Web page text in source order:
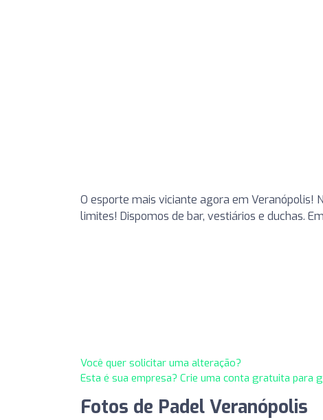
O esporte mais viciante agora em Veranópolis!
limites! Dispomos de bar, vestiários e duchas.
Você quer solicitar uma alteração?
Esta é sua empresa? Crie uma conta gratuita para
Fotos de Padel Veranópolis